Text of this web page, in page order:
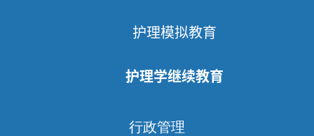
护理模拟教育
护理学继续教育
行政管理